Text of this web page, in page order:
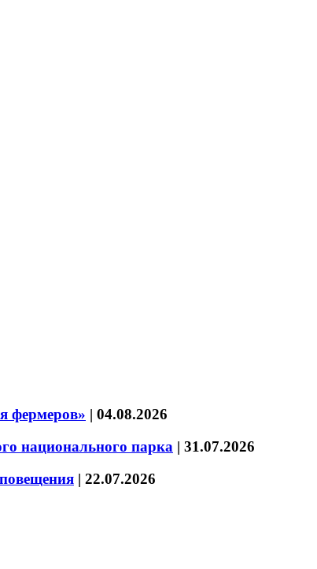
фермеров» | 04.08.2026
национального парка | 31.07.2026
| 22.07.2026